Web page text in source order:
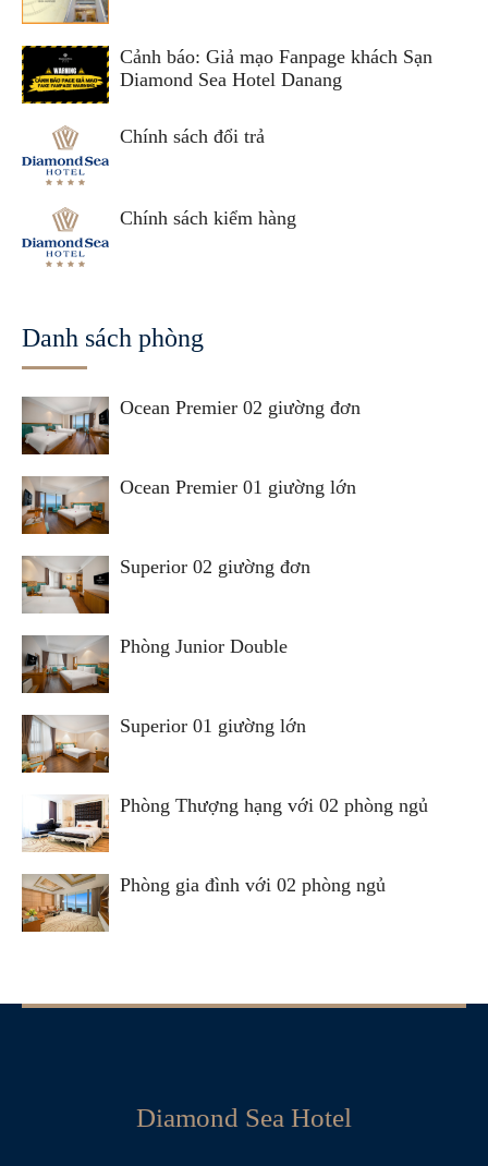
Cảnh báo: Giả mạo Fanpage khách Sạn
Diamond Sea Hotel Danang
Chính sách đổi trả
Chính sách kiểm hàng
Danh sách phòng
Ocean Premier 02 giường đơn
Ocean Premier 01 giường lớn
Superior 02 giường đơn
Phòng Junior Double
Superior 01 giường lớn
Phòng Thượng hạng với 02 phòng ngủ
Phòng gia đình với 02 phòng ngủ
Diamond Sea Hotel